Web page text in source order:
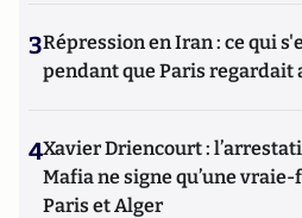
3Répression en Iran : ce qui
pendant que Paris regardait
4Xavier Driencourt :
Mafia ne signe qu’une
Paris et Alger